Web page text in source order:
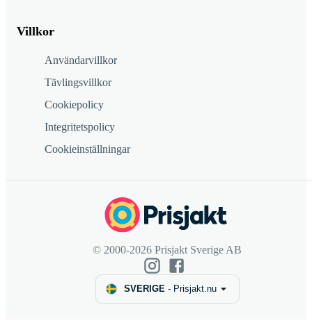
Villkor
Användarvillkor
Tävlingsvillkor
Cookiepolicy
Integritetspolicy
Cookieinställningar
© 2000-2026 Prisjakt Sverige AB
SVERIGE- Prisjakt.nu